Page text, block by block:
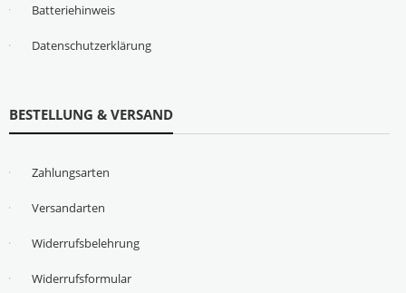
Batteriehinweis
Datenschutzerklärung
BESTELLUNG & VERSAND
Zahlungsarten
Versandarten
Widerrufsbelehrung
Widerrufsformular